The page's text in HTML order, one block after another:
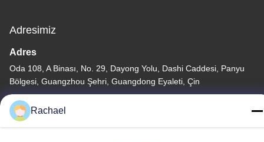
Adresimiz
Adres
Oda 108, A Binası, No. 29, Dayong Yolu, Dashi Caddesi, Panyu
Bölgesi, Guangzhou Şehri, Guangdong Eyaleti, Çin
Televizyon
0086-15112103717
Rachael